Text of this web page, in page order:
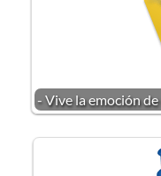
- Vive la emoción